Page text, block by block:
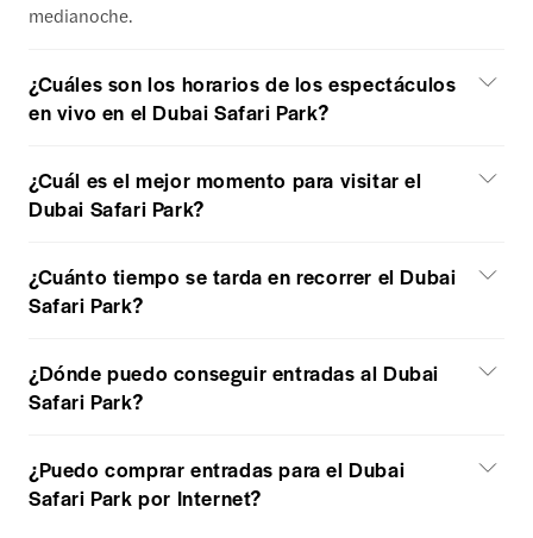
medianoche.
¿Cuáles son los horarios de los espectáculos
en vivo en el Dubai Safari Park?
¿Cuál es el mejor momento para visitar el
Dubai Safari Park?
¿Cuánto tiempo se tarda en recorrer el Dubai
Safari Park?
¿Dónde puedo conseguir entradas al Dubai
Safari Park?
¿Puedo comprar entradas para el Dubai
Safari Park por Internet?